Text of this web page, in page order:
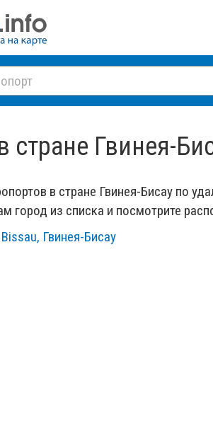
стране Гвинея-
в стране Гвинея-Бисау по
город из списка и посмотрите
Гвинея-Бисау